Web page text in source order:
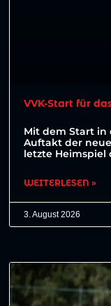
VVK-Start für
Mit dem Start in
Auftakt der
letzte Heimspiel
WEITERLESEN »
3. August 2026